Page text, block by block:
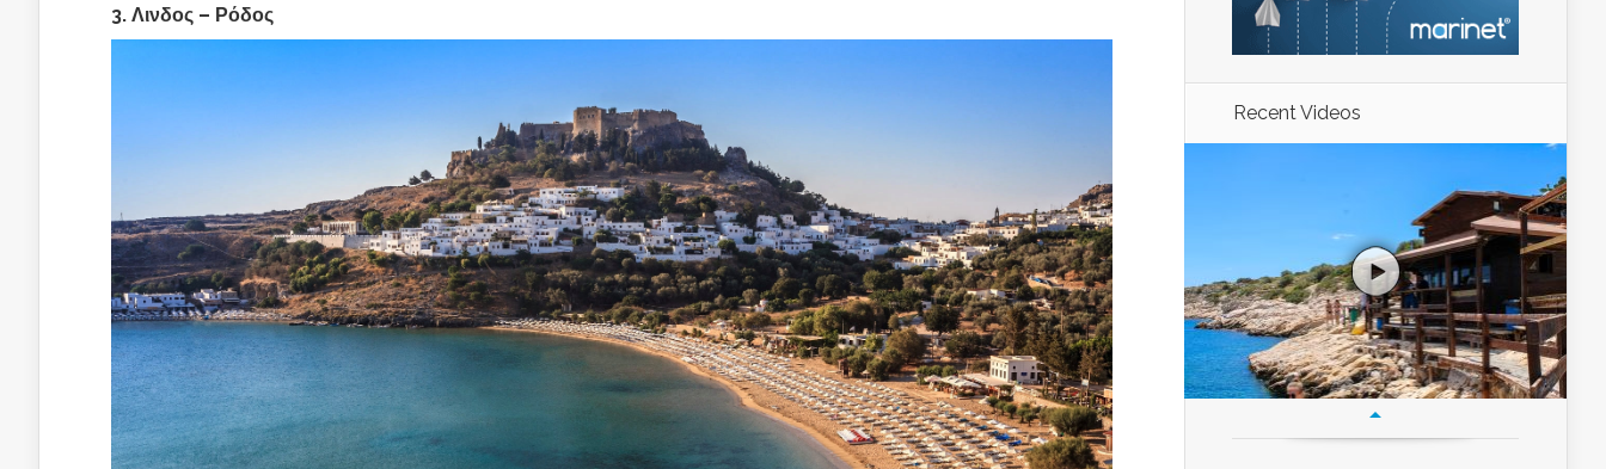
3. Λινδος – Ρόδος
Recent Videos